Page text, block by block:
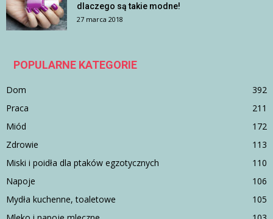
dlaczego są takie modne!
27 marca 2018
POPULARNE KATEGORIE
Dom
392
Praca
211
Miód
172
Zdrowie
113
Miski i poidła dla ptaków egzotycznych
110
Napoje
106
Mydła kuchenne, toaletowe
105